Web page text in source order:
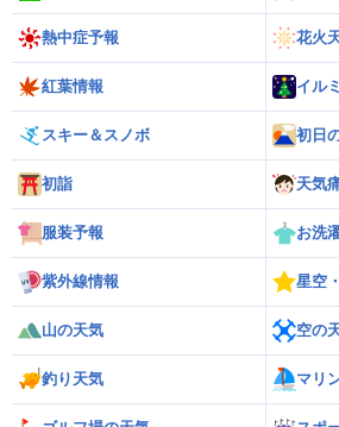
熱中症予報 花火
紅葉情報 イル
スキー＆スノボ 初日
初詣 天気
服装予報 お洗
紫外線情報 星空
山の天気 空の
釣り天気 マリ